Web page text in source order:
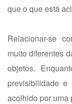
que o que está
Relacionar-se
muito diferentes
objetos.
previsibilidade
acolhido por uma